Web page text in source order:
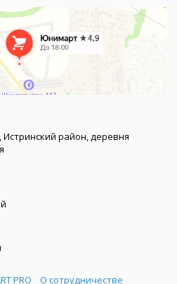
Истринский район, деревня
PRO О сотрудничестве